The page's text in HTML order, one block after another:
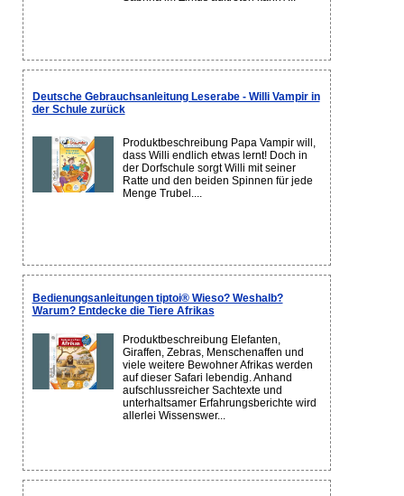
Deutsche Gebrauchsanleitung Leserabe - Willi Vampir in
der Schule zurück
Produktbeschreibung Papa Vampir will,
dass Willi endlich etwas lernt! Doch in
der Dorfschule sorgt Willi mit seiner
Ratte und den beiden Spinnen für jede
Menge Trubel....
Bedienungsanleitungen tiptoi® Wieso? Weshalb?
Warum? Entdecke die Tiere Afrikas
Produktbeschreibung Elefanten,
Giraffen, Zebras, Menschenaffen und
viele weitere Bewohner Afrikas werden
auf dieser Safari lebendig. Anhand
aufschlussreicher Sachtexte und
unterhaltsamer Erfahrungsberichte wird
allerlei Wissenswer...